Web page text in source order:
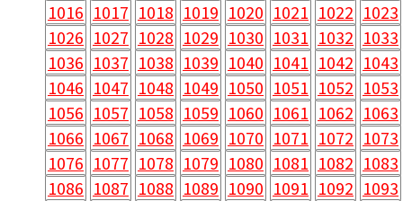
1016 1017 1018 1019 1020 1021 1022 1023
1026 1027 1028 1029 1030 1031 1032 1033
1036 1037 1038 1039 1040 1041 1042 1043
1046 1047 1048 1049 1050 1051 1052 1053
1056 1057 1058 1059 1060 1061 1062 1063
1066 1067 1068 1069 1070 1071 1072 1073
1076 1077 1078 1079 1080 1081 1082 1083
1086 1087 1088 1089 1090 1091 1092 1093